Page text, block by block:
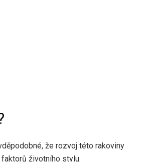
že rozvoj této rakoviny
životního stylu.